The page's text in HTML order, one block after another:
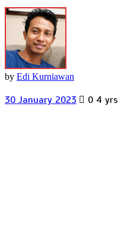
by Edi Kurniawan
30 January 2023 0 4 yrs